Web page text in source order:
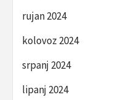
rujan 2024
kolovoz 2024
srpanj 2024
lipanj 2024